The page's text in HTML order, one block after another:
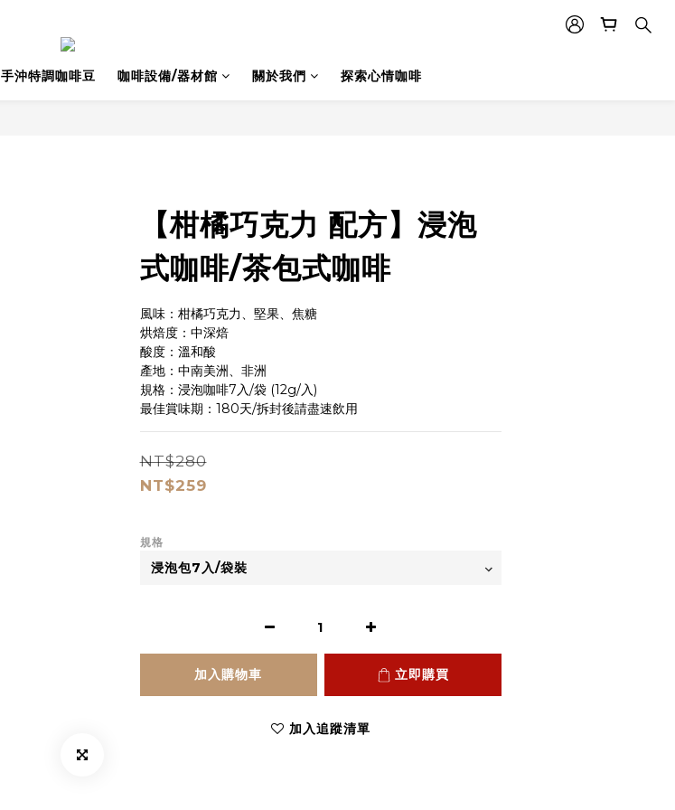
手沖特調咖啡豆 咖啡設備/器材館 關於我們 探索心情咖啡
【柑橘巧克力 配方】浸泡
式咖啡/茶包式咖啡
風味：柑橘巧克力、堅果、焦糖
烘焙度：中深焙
酸度：溫和酸
產地：中南美洲、非洲
規格：浸泡咖啡7入/袋 (12g/入)
最佳賞味期：180天/拆封後請盡速飲用
NT$280
NT$259
規格
加入購物車 立即購買
加入追蹤清單